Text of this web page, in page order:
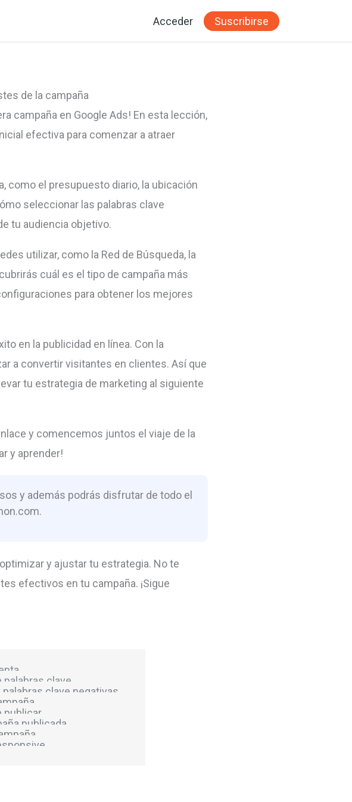
Acceder Suscribirse
de la campaña
campaña en Google Ads! En esta lección,
efectiva para comenzar a atraer
como el presupuesto diario, la ubicación
seleccionar las palabras clave
tu audiencia objetivo.
utilizar, como la Red de Búsqueda, la
cuál es el tipo de campaña más
para obtener los mejores
en la publicidad en línea. Con la
a convertir visitantes en clientes. Así que
tu estrategia de marketing al siguiente
y comencemos juntos el viaje de la
y aprender!
y además podrás disfrutar de todo el
y ajustar tu estrategia. No te
efectivos en tu campaña. ¡Sigue
palabras clave
clave negativas
publicar
publicada